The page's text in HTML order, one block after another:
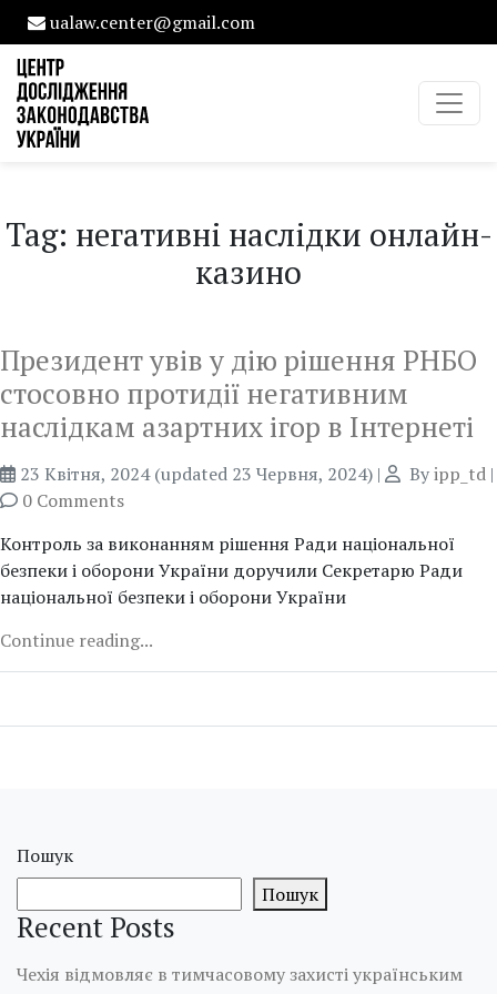
ualaw.center@gmail.com
Tag: негативні наслідки онлайн-
казино
Президент увів у дію рішення РНБО
стосовно протидії негативним
наслідкам азартних ігор в Інтернеті
23 Квітня, 2024 (updated 23 Червня, 2024) | Byipp_td |
0 Comments
Контроль за виконанням рішення Ради національної
безпеки і оборони України доручили Секретарю Ради
національної безпеки і оборони України
Continue reading...
Пошук
Пошук
Recent Posts
Чехія відмовляє в тимчасовому захисті українським